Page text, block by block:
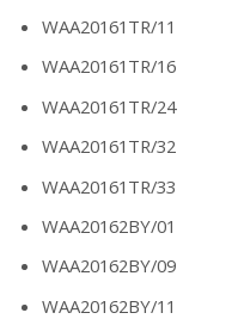
WAA20161TR/11
WAA20161TR/16
WAA20161TR/24
WAA20161TR/32
WAA20161TR/33
WAA20162BY/01
WAA20162BY/09
WAA20162BY/11